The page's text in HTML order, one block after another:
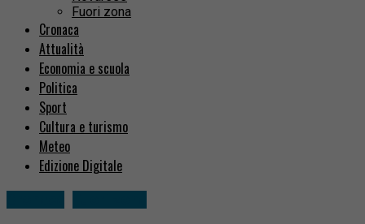
Fuori zona
Cronaca
Attualità
Economia e scuola
Politica
Sport
Cultura e turismo
Meteo
Edizione Digitale